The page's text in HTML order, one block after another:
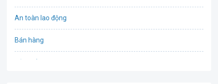
An toàn lao động
Bán hàng